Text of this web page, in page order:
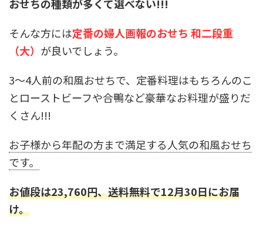
おせちの種類が多くて選べない!!!
そんな方には定番の婦人画報のおせち 和二段重
（大） が良いでしょう。
3～4人前の和風おせちで、定番料理はもちろんのこ
とローストビーフや合鴨など豪華なお料理が盛りだ
くさん!!!
お子様から年配の方まで満足する人気の和風おせち
です。
お値段は23,760円、送料無料で12月30日にお届
け。